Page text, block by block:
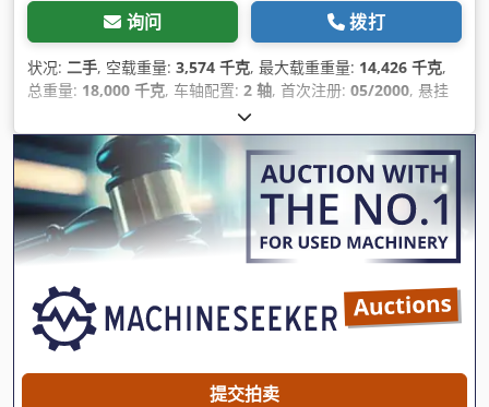
询问 拨打
状况: 二手, 空载重量: 3,574 千克, 最大载重重量: 14,426 千克,
总重量: 18,000 千克, 车轴配置: 2 轴, 首次注册: 05/2000, 悬挂
265/70R19,5 143/141J
类型:其他, 前轮轮胎规格:265/70R19,5 143/141J, 后轮轮胎尺
寸:265/70R19,5 143/141J , 驾驶室:其他 , 排放等级:无, 设备:压
缩空气制动器, 防抱死制动系统 (ABS),
提交拍卖